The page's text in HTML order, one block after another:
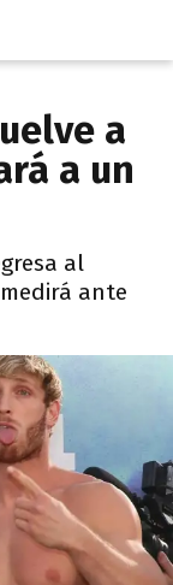
a
a un
al
ante